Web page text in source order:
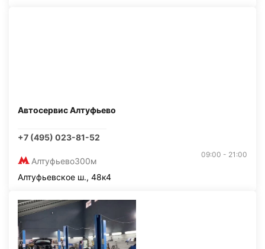
Автосервис Алтуфьево
+7 (495) 023-81-52
Алтуфьево300м
09:00 - 21:00
Алтуфьевское ш., 48к4